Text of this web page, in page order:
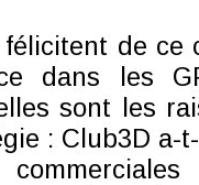
de ce
dans les
sont les
: Club3D a-